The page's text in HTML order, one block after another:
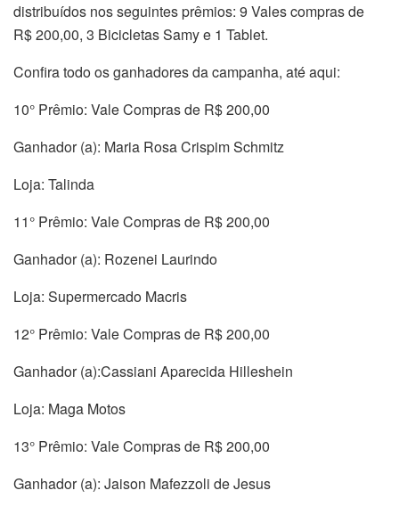
distribuídos nos seguintes prêmios: 9 Vales compras de
R$ 200,00, 3 Bicicletas Samy e 1 Tablet.
Confira todo os ganhadores da campanha, até aqui:
10° Prêmio: Vale Compras de R$ 200,00
Ganhador (a): Maria Rosa Crispim Schmitz
Loja: Talinda
11° Prêmio: Vale Compras de R$ 200,00
Ganhador (a): Rozenei Laurindo
Loja: Supermercado Macris
12° Prêmio: Vale Compras de R$ 200,00
Ganhador (a):Cassiani Aparecida Hilleshein
Loja: Maga Motos
13° Prêmio: Vale Compras de R$ 200,00
Ganhador (a): Jaison Mafezzoli de Jesus